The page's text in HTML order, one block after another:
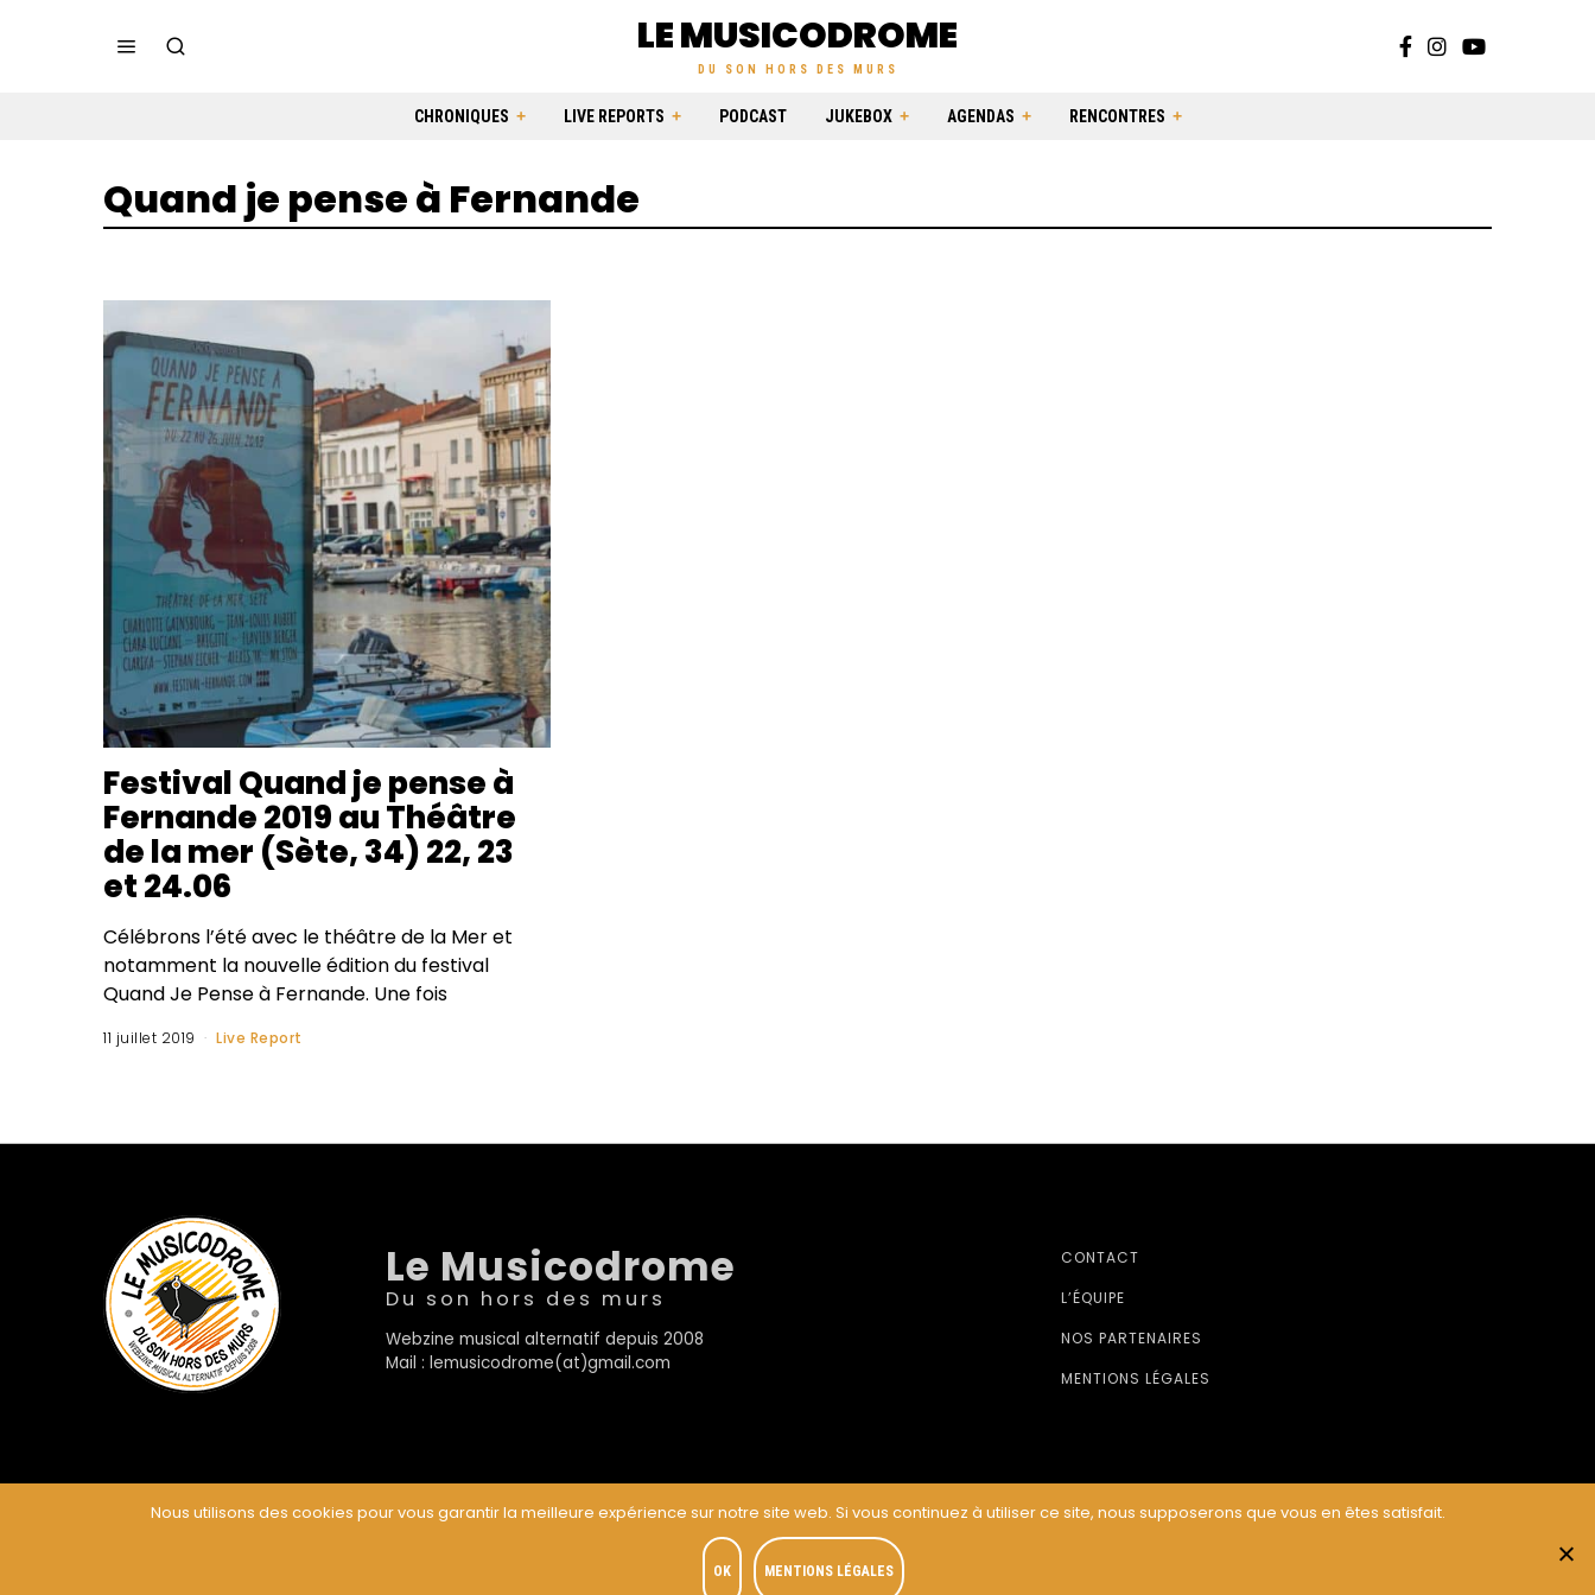
LE MUSICODROME
DU SON HORS DES MURS
CHRONIQUES LIVE REPORTS PODCAST JUKEBOX AGENDAS RENCONTRES
Quand je pense à Fernande
Festival Quand je pense à
Fernande 2019 au Théâtre
de la mer (Sète, 34) 22, 23
et 24.06
Célébrons l’été avec le théâtre de la Mer et
notamment la nouvelle édition du festival
Quand Je Pense à Fernande. Une fois
11 juillet 2019 Live Report
Le Musicodrome
Du son hors des murs
Webzine musical alternatif depuis 2008
Mail : lemusicodrome(at)gmail.com
CONTACT
L’ÉQUIPE
NOS PARTENAIRES
MENTIONS LÉGALES
Nous utilisons des cookies pour vous garantir la meilleure expérience sur notre site web. Si vous continuez à utiliser ce site, nous supposerons que vous en êtes satisfait.
OK MENTIONS LÉGALES